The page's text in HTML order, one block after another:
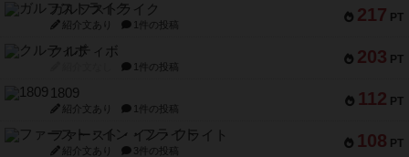
217 PT
ガルフストライク
紹介文あり 1件の投稿
203 PT
クルティボ
1件の投稿
112 PT
1809
紹介文あり 1件の投稿
108 PT
ファースト・イン・フライト
紹介文あり 3件の投稿